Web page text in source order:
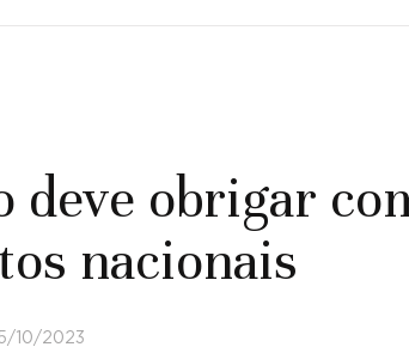
deve obrigar
nacionais
10/2023